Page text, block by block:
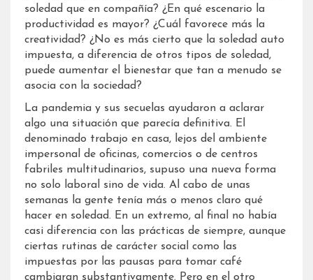
soledad que en compañía? ¿En qué escenario la
productividad es mayor? ¿Cuál favorece más la
creatividad? ¿No es más cierto que la soledad auto
impuesta, a diferencia de otros tipos de soledad,
puede aumentar el bienestar que tan a menudo se
asocia con la sociedad?
La pandemia y sus secuelas ayudaron a aclarar
algo una situación que parecía definitiva. El
denominado trabajo en casa, lejos del ambiente
impersonal de oficinas, comercios o de centros
fabriles multitudinarios, supuso una nueva forma
no solo laboral sino de vida. Al cabo de unas
semanas la gente tenía más o menos claro qué
hacer en soledad. En un extremo, al final no había
casi diferencia con las prácticas de siempre, aunque
ciertas rutinas de carácter social como las
impuestas por las pausas para tomar café
cambiaran substantivamente. Pero en el otro